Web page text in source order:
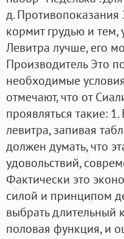
д. Противопоказания
кормит грудью и тем,
Левитра лучше, его
Производитель Это
необходимые
отмечают, что от
проявляться такие:
левитра, запивая
должен думать, что
удовольствий,
Фактически это
силой и принципом
выбрать длительный
половая функция, и